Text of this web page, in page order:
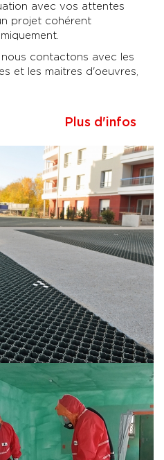
avec vos attentes
projet cohérent
contactons avec les
et les maitres d'oeuvres,
Plus d'infos